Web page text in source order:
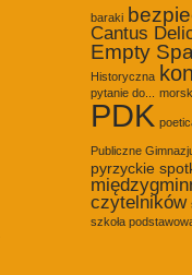
baraki
Cantus
Empty
Historyczna
pytanie do...
PDK
Publiczne
pyrzyckie
czytelników
szkoła